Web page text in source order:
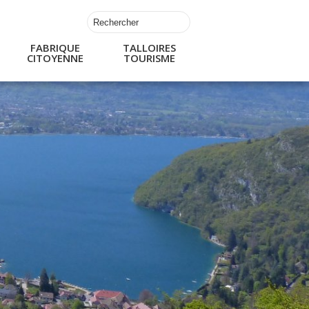
FABRIQUE
CITOYENNE
TALLOIRES
TOURISME